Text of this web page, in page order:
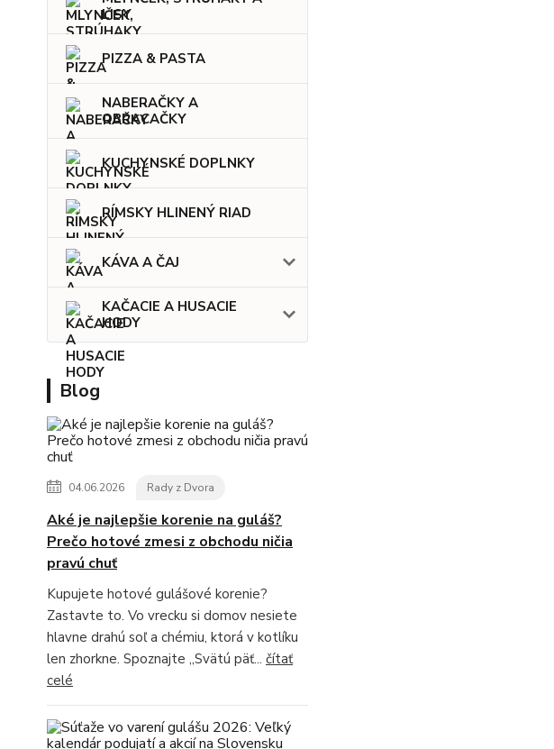
LISY
PIZZA & PASTA
NABERAČKY A
OBRACAČKY
KUCHYNSKÉ DOPLNKY
RÍMSKY HLINENÝ RIAD
KÁVA A ČAJ
KAČACIE A HUSACIE
HODY
Blog
04.06.2026 Rady z Dvora
Aké je najlepšie korenie na guláš?
Prečo hotové zmesi z obchodu ničia
pravú chuť
Kupujete hotové gulášové korenie?
Zastavte to. Vo vrecku si domov nesiete
hlavne drahú soľ a chémiu, ktorá v kotlíku
len zhorkne. Spoznajte „Svätú päť... čítať
celé